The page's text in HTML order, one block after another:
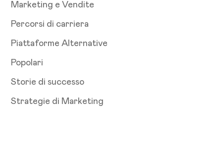
Marketing e Vendite
Percorsi di carriera
Piattaforme Alternative
Popolari
Storie di successo
Strategie di Marketing